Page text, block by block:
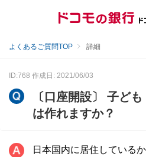
よくあるご質問TOP 詳細
ID:768 作成日: 2021/06/03
〔口座開設〕 子ど
は作れますか？
日本国内に居住しているか